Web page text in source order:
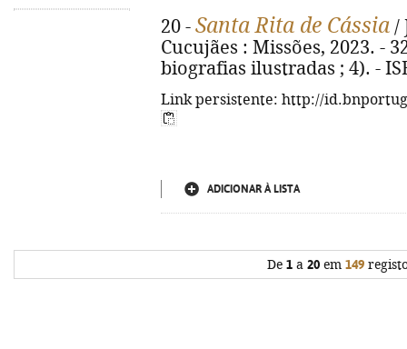
20 - Santa Rita de Cássia /
Cucujães : Missões, 2023. -
biografias ilustradas ; 4). -
Link persistente: http://
ADICIONAR À LISTA
De 1 a 20 em 149